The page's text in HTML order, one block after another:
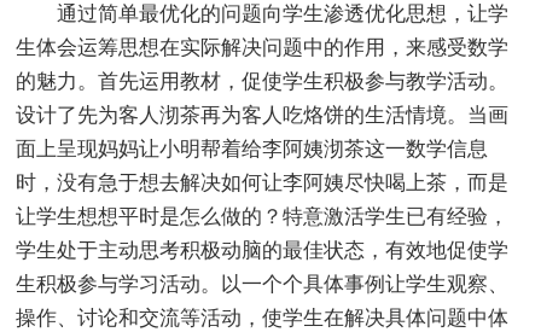
通过简单最优化的问题向学生渗透优化思想，让学
生体会运筹思想在实际解决问题中的作用，来感受数学
的魅力。首先运用教材，促使学生积极参与教学活动。
设计了先为客人沏茶再为客人吃烙饼的生活情境。当画
面上呈现妈妈让小明帮着给李阿姨沏茶这一数学信息
时，没有急于想去解决如何让李阿姨尽快喝上茶，而是
让学生想想平时是怎么做的？特意激活学生已有经验，
学生处于主动思考积极动脑的最佳状态，有效地促使学
生积极参与学习活动。以一个个具体事例让学生观察、
操作、讨论和交流等活动，使学生在解决具体问题中体